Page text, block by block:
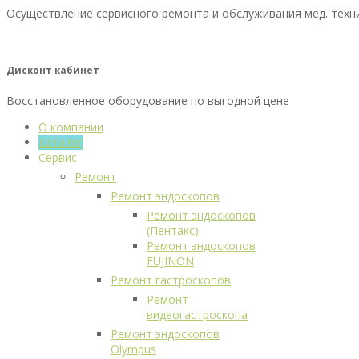
Осуществление сервисного ремонта и обслуживания мед.
Дисконт кабинет
Восстановленное оборудование по выгодной цене
О компании
Каталог
Сервис
Ремонт
Ремонт эндоскопов
Ремонт эндоскопов
(Пентакс)
Ремонт эндоскопов
FUJINON
Ремонт гастроскопов
Ремонт
видеогастроскопа
Ремонт эндоскопов
Olympus